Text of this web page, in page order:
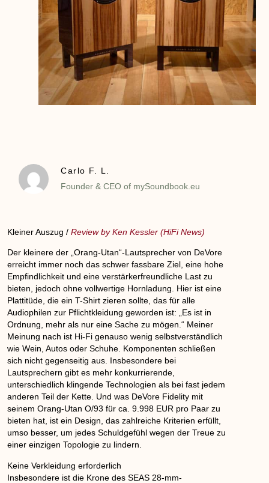
Carlo F. L.
Founder & CEO of mySoundbook.eu
Kleiner Auszug /Review by Ken Kessler (HiFi News)
Der kleinere der „Orang-Utan“-Lautsprecher von DeVore
erreicht immer noch das schwer fassbare Ziel, eine hohe
Empfindlichkeit und eine verstärkerfreundliche Last zu
bieten, jedoch ohne vollwertige Hornladung. Hier ist eine
Plattitüde, die ein T-Shirt zieren sollte, das für alle
Audiophilen zur Pflichtkleidung geworden ist: „Es ist in
Ordnung, mehr als nur eine Sache zu mögen.“ Meiner
Meinung nach ist Hi-Fi genauso wenig selbstverständlich
wie Wein, Autos oder Schuhe. Komponenten schließen
sich nicht gegenseitig aus. Insbesondere bei
Lautsprechern gibt es mehr konkurrierende,
unterschiedlich klingende Technologien als bei fast jedem
anderen Teil der Kette. Und was DeVore Fidelity mit
seinem Orang-Utan O/93 für ca. 9.998 EUR pro Paar zu
bieten hat, ist ein Design, das zahlreiche Kriterien erfüllt,
umso besser, um jedes Schuldgefühl wegen der Treue zu
einer einzigen Topologie zu lindern.
Keine Verkleidung erforderlich
Insbesondere ist die Krone des SEAS 28-mm-